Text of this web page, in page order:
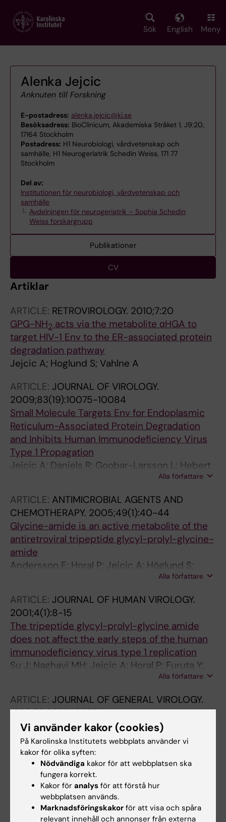
main
Sök English Meny
Alenka Jejcic
Anknuten till Forskning
E-postadress: alenka.jejcic@ki.se
Besöksadress: BioClinicum, Akademiska Stråket 1, J9:20,
17164 Stockholm
Postadress: H1 Neurobiologi, vårdvetenskap och
samhälle, H1 Neurogeriatrik Schedin Weiss, 171 77
Stockholm
Del av:
Institutionen för neurobiologi, vårdvetenskap och
samhälle
Avdelningen för neurogeriatrik – Sophia Schedin
Weiss forskargrupp
Publikationer
CV
Artiklar
ARTICLE: RETROVIROLOGY. 2010;7:20
GPG-NH2 acts via the metabolite αHGA to
target HIV-1 Env to the ER-associated protein
degradation pathway
Jejcic A; Hoglund S; Vahlne A
ARTICLE: JOURNAL OF VIROLOGY.
2009;83(19):10075-10084
Small Molecule Targets Env for Endoplasmic
Reticulum-Associated Protein Degradation
and Inhibits Human Immunodeficiency Virus
Type 1 Propagation
Jejcic A; Daniels R; Goobar-Larsson L; Hebert
Alla författare
ARTICLE: ANTIMICROBIAL AGENTS AND
CHEMOTHERAPY. 2005;49(1):40-44
Glycine-amide is an active metabolite of the
antiretroviral tripeptide glycyl-prolyl-glycine-
amide
Andersson E; Horal P; Jejcic A; Höglund S;
Balzarini J; Vahlne A; Svennerholm BAlla författare
ARTICLE: JOURNAL OF HUMAN VIROLOGY.
2001;4(1):8-15
The tripeptide glycyl-prolyl-glycine amide
does not affect the early steps of the human
immunodeficiency virus type 1 replication
Su J; Naghavi MH; Jejcic A; Horal P; Furuta Y;
Wu YP; Li SL; Hall WW; Goobar-Larsson L;
Alla författare
ARTICLE: JOURNAL OF GENERAL VIROLOGY.
1998;79:2929-2937
Characterization of three co-circulating
genotypes of the small hydrophobic protein
gene of mumps virus
Tecle T; Johansson B; Jejcic A; Forsgren M;
Orvell C
Forskningsområden:
Vi använder kakor (cookies)
På Karolinska Institutets webbplats använder vi
kakor för olika syften:
Nödvändiga kakor för att webbplatsen ska
fungera korrekt.
Kakor för analys för att förstå hur
webbplatsen används.
Marknadsföringskakor för att visa och spåra
relevant innehåll och annonser från externa